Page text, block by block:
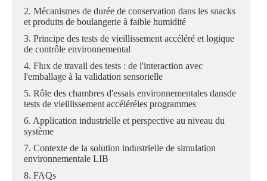
2. Mécanismes de durée de conservation dans les snacks
et produits de boulangerie à faible humidité
3. Principe des tests de vieillissement accéléré et logique
de contrôle environnemental
4. Flux de travail des tests : de l'interaction avec
l'emballage à la validation sensorielle
5. Rôle des chambres d'essais environnementales dansde
tests de vieillissement accéléréles programmes
6. Application industrielle et perspective au niveau du
système
7. Contexte de la solution industrielle de simulation
environnementale LIB
8. FAQs